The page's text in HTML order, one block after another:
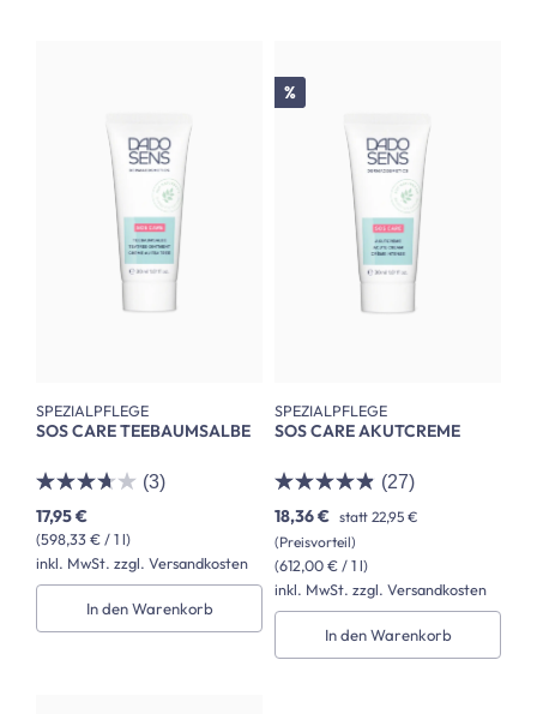
SPEZIALPFLEGE
SOS CARE TEEBAUMSALBE
(3)
(598,33 € / 1 l)
17,95 €
inkl. MwSt. zzgl. Versandkosten
In den Warenkorb
Rabatt
%
SPEZIALPFLEGE
SOS CARE AKUTCREME
(27)
(612,00 € / 1 l)
18,36 € statt 22,95 €
(Preisvorteil)
inkl. MwSt. zzgl. Versandkosten
In den Warenkorb